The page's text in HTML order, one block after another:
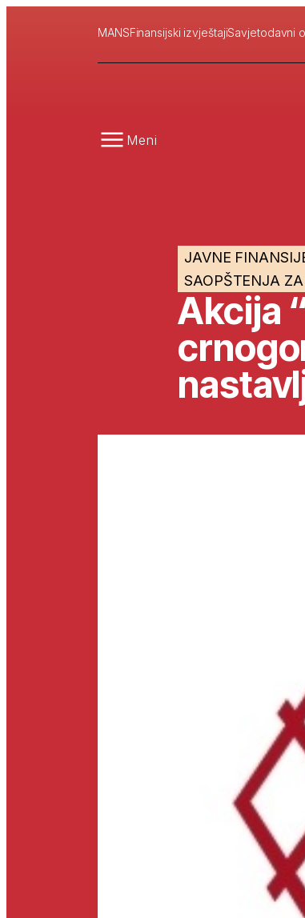
MANSFinansijski izvještajiSavjetodavni
Meni
JAVNE
SAOPŠTENJA
Akcija